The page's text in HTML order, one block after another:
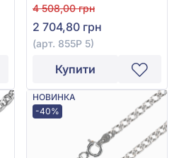
4 508,00 грн
2 704,80 грн
(арт. 855Р 5)
Купити
НОВИНКА
-40%